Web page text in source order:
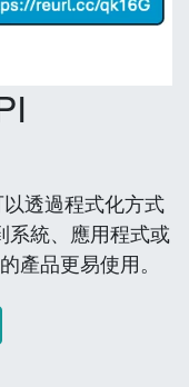
透過程式化方式
系統、應用程式或
產品更易使用。